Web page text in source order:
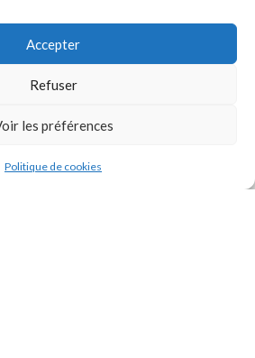
Accepter
Refuser
les préférences
Politique de cookies
confidentialitéde ce site.